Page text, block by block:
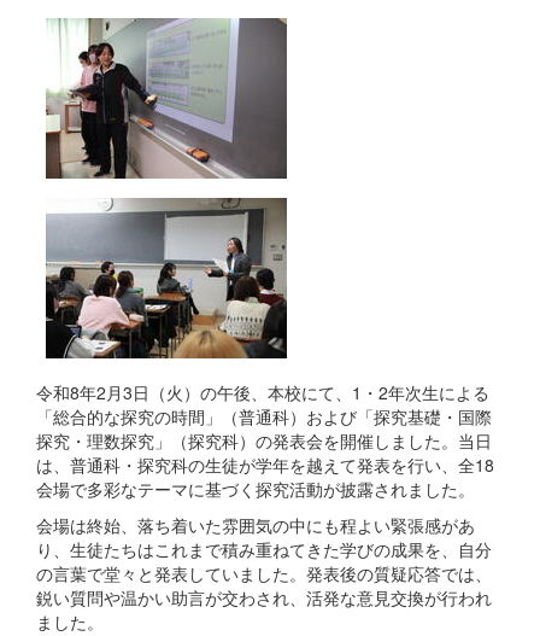
令和8年2月3日（火）の午後、本校にて、1・2年次生による
「総合的な探究の時間」（普通科）および「探究基礎・国際
探究・理数探究」（探究科）の発表会を開催しました。当日
は、普通科・探究科の生徒が学年を越えて発表を行い、全18
会場で多彩なテーマに基づく探究活動が披露されました。
会場は終始、落ち着いた雰囲気の中にも程よい緊張感があ
り、生徒たちはこれまで積み重ねてきた学びの成果を、自分
の言葉で堂々と発表していました。発表後の質疑応答では、
鋭い質問や温かい助言が交わされ、活発な意見交換が行われ
ました。